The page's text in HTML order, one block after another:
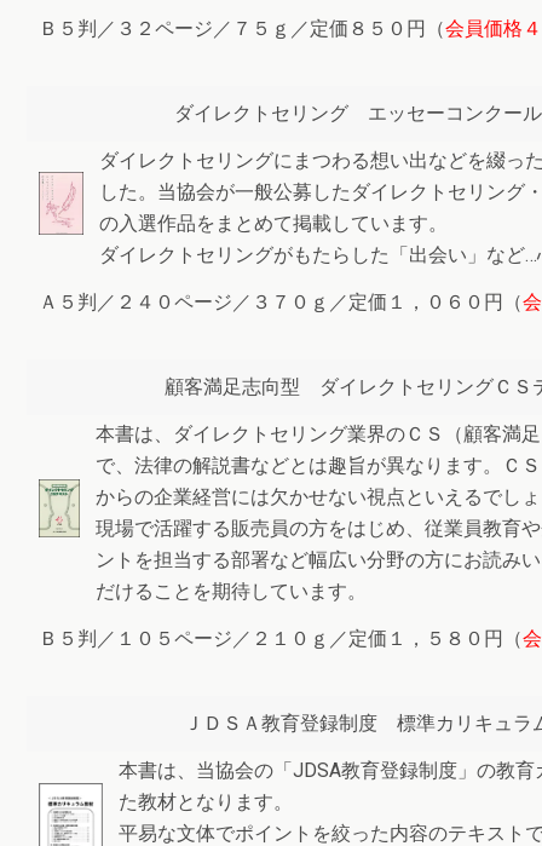
Ｂ５判／３２ページ／７５ｇ／定価８５０円（会員価格
ダイレクトセリング エッセーコンクー
ダイレクトセリングにまつわる想い出などを綴っ
した。当協会が一般公募したダイレクトセリング
の入選作品をまとめて掲載しています。
ダイレクトセリングがもたらした「出会い」など
Ａ５判／２４０ページ／３７０ｇ／定価１，０６０円（
顧客満足志向型 ダイレクトセリングＣＳ
本書は、ダイレクトセリング業界のＣＳ（顧客満
で、法律の解説書などとは趣旨が異なります。Ｃ
からの企業経営には欠かせない視点といえるでし
現場で活躍する販売員の方をはじめ、従業員教育
ントを担当する部署など幅広い分野の方にお読み
だけることを期待しています。
Ｂ５判／１０５ページ／２１０ｇ／定価１，５８０円（
ＪＤＳＡ教育登録制度 標準カリキュラ
本書は、当協会の「JDSA教育登録制度」の教
た教材となります。
平易な文体でポイントを絞った内容のテキスト